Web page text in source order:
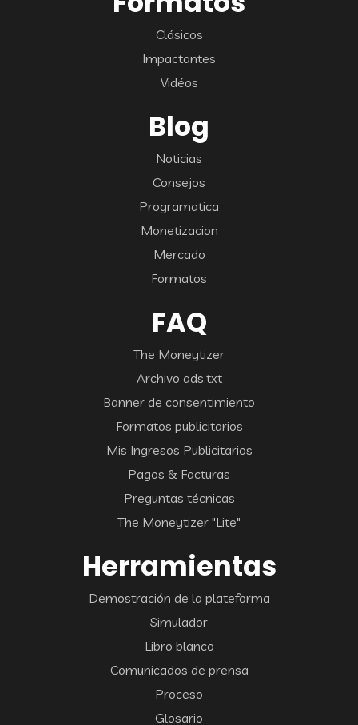
Clásicos
Impactantes
Vidéos
Blog
Noticias
Consejos
Programatica
Monetizacion
Mercado
Formatos
FAQ
The Moneytizer
Archivo ads.txt
Banner de consentimiento
Formatos publicitarios
Mis Ingresos Publicitarios
Pagos & Facturas
Preguntas técnicas
The Moneytizer "Lite"
Herramientas
Demostración de la plateforma
Simulador
Libro blanco
Comunicados de prensa
Proceso
Glosario